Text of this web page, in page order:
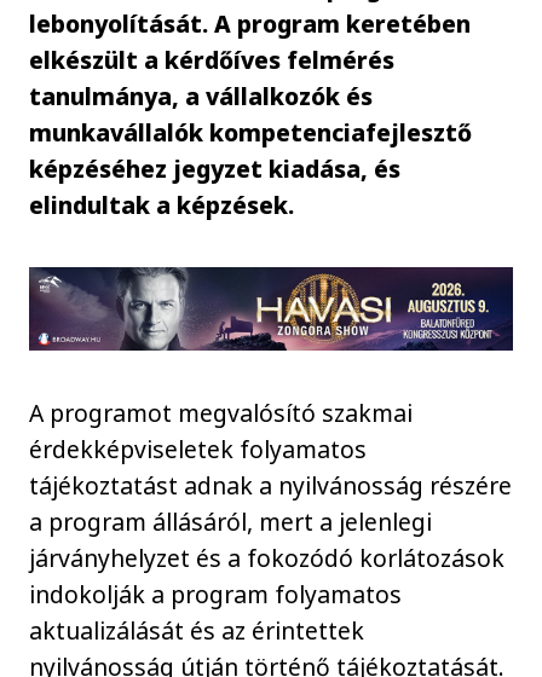
lebonyolítását. A program keretében
elkészült a kérdőíves felmérés
tanulmánya, a vállalkozók és
munkavállalók kompetenciafejlesztő
képzéséhez jegyzet kiadása, és
elindultak a képzések.
A programot megvalósító szakmai
érdekképviseletek folyamatos
tájékoztatást adnak a nyilvánosság részére
a program állásáról, mert a jelenlegi
járványhelyzet és a fokozódó korlátozások
indokolják a program folyamatos
aktualizálását és az érintettek
nyilvánosság útján történő tájékoztatását.